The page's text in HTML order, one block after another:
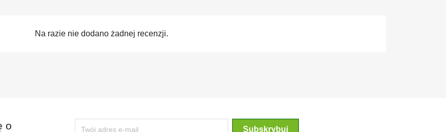
Na razie nie dodano żadnej recenzji.
o